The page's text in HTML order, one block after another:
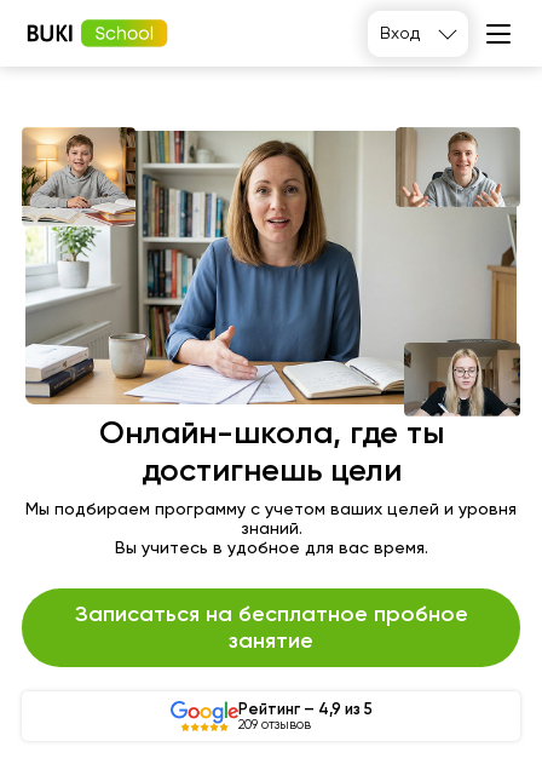
Вход
Онлайн-школа, где ты
достигнешь цели
Мы подбираем программу с учетом ваших целей и уровня
знаний.
Вы учитесь в удобное для вас время.
Записаться на бесплатное пробное
занятие
Рейтинг – 4,9 из 5
209 отзывов
Подобрать